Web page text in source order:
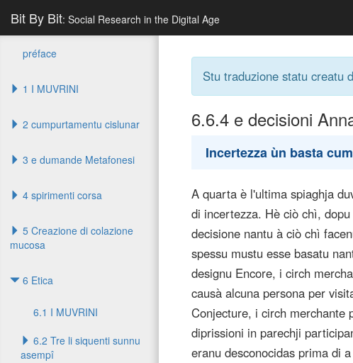
Bit By Bit: Social Research in the Digital Age
préface
1 I MUVRINI
2 cumpurtamentu cislunar
3 e dumande Metafonesi
4 spirimenti corsa
5 Creazione di colazione
mucosa
6 Etica
6.1 I MUVRINI
6.2 Tre li siquenti sunnu
asempî
Stu traduzione statu creatu
6.6.4 e decisioni
Incertezza ùn basta
A quarta è l'ultima spiaghja
di incertezza. Hè ciò chì,
decisione nantu à ciò chì
spessu mustu esse basatu
designu Encore, i circh
causà alcuna persona per
Conjecture, i circh merchante
diprissioni in parechji
eranu desconocidas prima di